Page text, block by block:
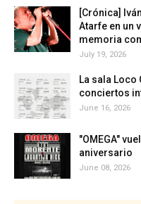
[Crónica]
Atarfe en un
memoria
July 19, 2026
La sala Loco
conciertos
June 16, 2026
"OMEGA"
aniversario
June 08, 2026